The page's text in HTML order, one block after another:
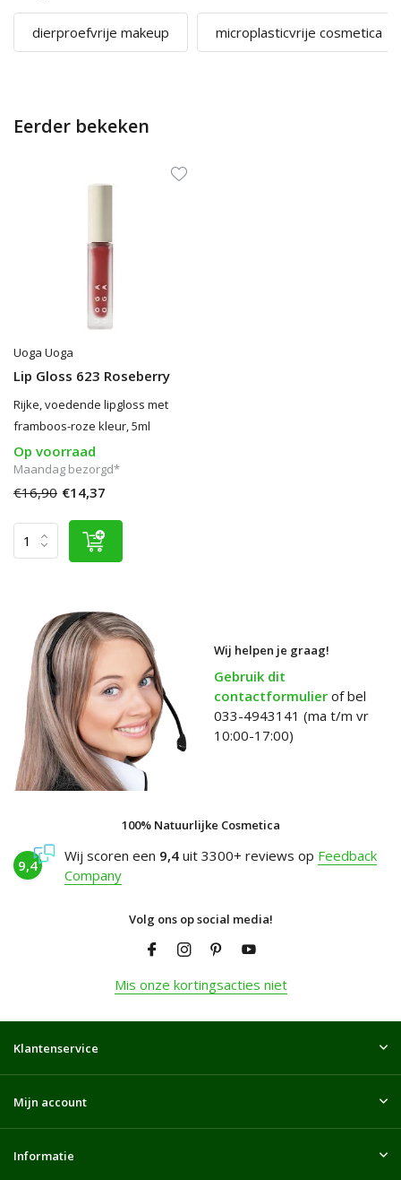
dierproefvrije makeup microplasticvrije cosmetica
Eerder bekeken
Uoga Uoga
Lip Gloss 623 Roseberry
Rijke, voedende lipgloss met
framboos-roze kleur, 5ml
Op voorraad
Maandag bezorgd*
€16,90 €14,37
Wij helpen je graag!
Gebruik dit
contactformulier of bel
033-4943141 (ma t/m vr
10:00-17:00)
100% Natuurlijke Cosmetica
9,4
Wij scoren een 9,4 uit 3300+ reviews op Feedback
Company
Volg ons op social media!
Mis onze kortingsacties niet
Klantenservice
Mijn account
Informatie